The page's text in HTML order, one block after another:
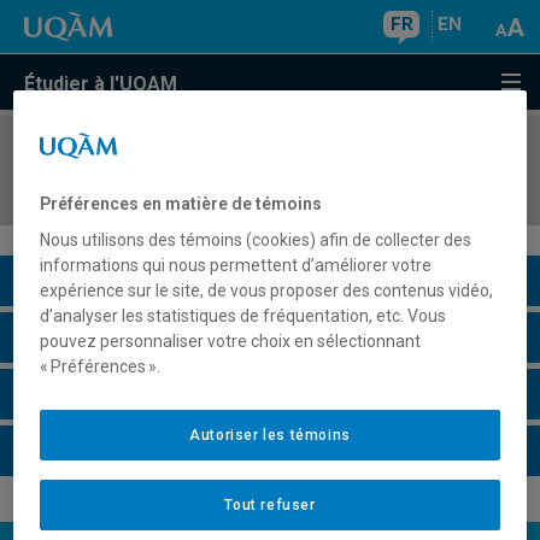
FR EN
Étudier à l'UQAM
COURS//
Description du cours
Horaire - Été 2026
Préférences en matière de témoins
Nous utilisons des témoins (cookies) afin de collecter des
informations qui nous permettent d’améliorer votre
expérience sur le site, de vous proposer des contenus vidéo,
d’analyser les statistiques de fréquentation, etc. Vous
pouvez personnaliser votre choix en sélectionnant
« Préférences ».
Tout refuser
Autoriser les témoins